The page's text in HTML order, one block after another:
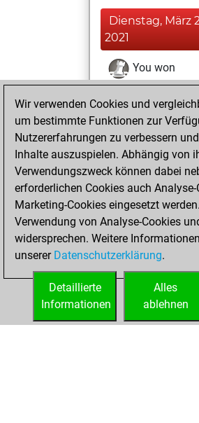
Dienstag, März
2021
You won
against Fritz
You
BeautyScore of 12
new Elo of 1674
Donnerstag,
Dezember 17,
2020
You created
your Fritz account
Wir verwenden Cookies und
um bestimmte Funktionen zur
Nutzererfahrungen zu verbessern
Inhalte auszuspielen. Abhängig von
Verwendungszweck können dabei
erforderlichen Cookies auch
Marketing-Cookies eingesetzt werden.
Verwendung von Analyse-Cookies
widersprechen. Weitere
unserer Datenschutzerklärung.
Alles
ablehnen
Detaillierte
Informationen